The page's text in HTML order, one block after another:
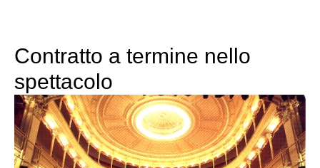
Contratto a termine nello
spettacolo